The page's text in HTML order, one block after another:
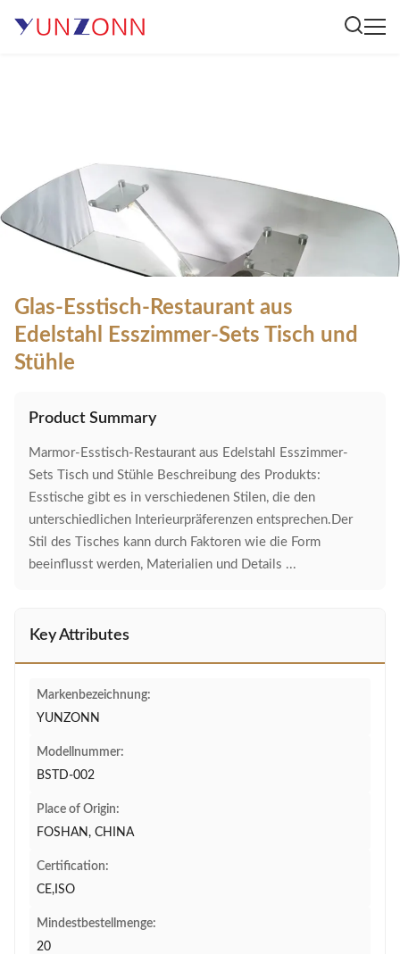
Glas-Esstisch-Restaurant aus
Edelstahl Esszimmer-Sets Tisch und
Stühle
Product Summary
Marmor-Esstisch-Restaurant aus Edelstahl Esszimmer-
Sets Tisch und Stühle Beschreibung des Produkts:
Esstische gibt es in verschiedenen Stilen, die den
unterschiedlichen Interieurpräferenzen entsprechen.Der
Stil des Tisches kann durch Faktoren wie die Form
beeinflusst werden, Materialien und Details ...
Key Attributes
Markenbezeichnung:
YUNZONN
Modellnummer:
BSTD-002
Place of Origin:
FOSHAN, CHINA
Certification:
CE,ISO
Mindestbestellmenge:
20